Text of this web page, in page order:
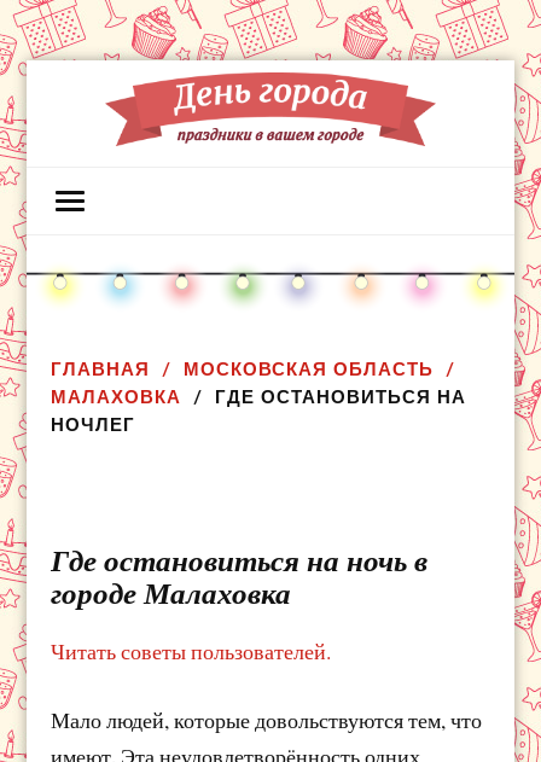
ГЛАВНАЯ
МОСКОВСКАЯ ОБЛАСТЬ
МАЛАХОВКА
ГДЕ ОСТАНОВИТЬСЯ НА
НОЧЛЕГ
Где остановиться на ночь в
городе Малаховка
Читать советы пользователей.
Мало людей, которые довольствуются тем, что